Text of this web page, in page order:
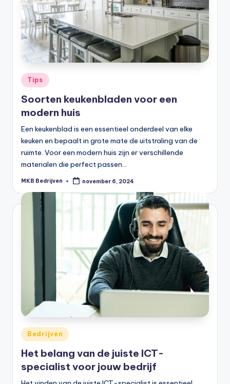
Tips
Soorten keukenbladen voor een
modern huis
Een keukenblad is een essentieel onderdeel van elke
keuken en bepaalt in grote mate de uitstraling van de
ruimte. Voor een modern huis zijn er verschillende
materialen die perfect passen…
MKB Bedrijven november 6, 2024
Bedrijven
Het belang van de juiste ICT-
specialist voor jouw bedrijf